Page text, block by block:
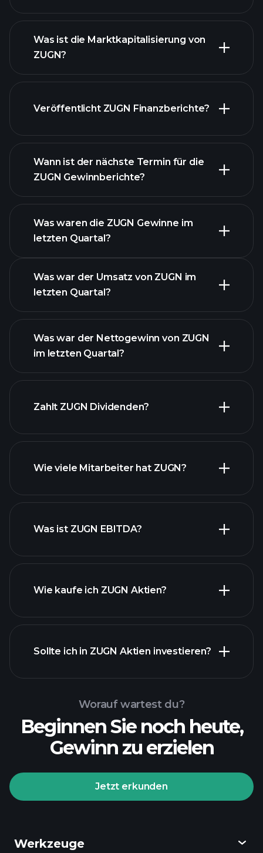
ZUGN Diagramm
Was ist die Marktkapitalisierung von
ZUGN?
unsere Liste der Aktien
Veröffentlicht ZUGN Finanzberichte?
Finanzberichte von
ZUGN
Wann ist der nächste Termin für die
ZUGN Gewinnberichte?
Was waren die ZUGN Gewinne im
letzten Quartal?
ZUGN Gewinnen
Was war der Umsatz von ZUGN im
letzten Quartal?
Berichte ZUGN
Was war der Nettogewinn von ZUGN
im letzten Quartal?
finanzielle Berichte ZUGN
Zahlt ZUGN Dividenden?
Wie viele Mitarbeiter hat ZUGN?
Was ist ZUGN EBITDA?
Wie kaufe ich ZUGN Aktien?
Sollte ich in ZUGN Aktien investieren?
Worauf wartest du?
Beginnen Sie noch heute,
Gewinn zu erzielen
Jetzt erkunden
Werkzeuge